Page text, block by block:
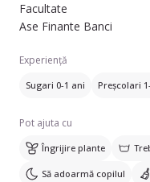
Facultate
Ase Finante Banci
Experiență
Sugari 0-1 ani Preșcolari
Pot ajuta cu
Îngrijire plante
Să adoarmă copilul